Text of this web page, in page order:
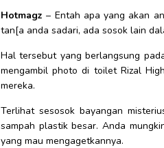
Hotmagz– Entah apa yang akan
tan[a anda sadari, ada sosok lain
Hal tersebut yang berlangsung
mengambil photo di toilet Rizal
mereka.
Terlihat sesosok bayangan
sampah plastik besar. Anda
yang mau mengagetkannya.